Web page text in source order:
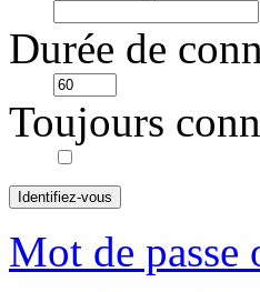
Durée de
Toujours
Mot de passe